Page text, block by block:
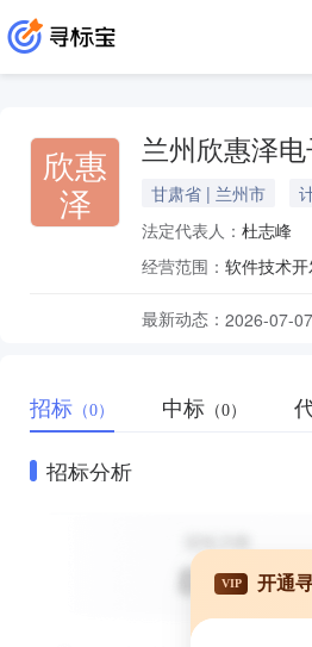
欣惠
泽
兰州欣惠泽
甘肃省 | 兰州市
法定代表人： 杜志峰
经营范围：
最新动态： 2026-07-
招标 （0） 中标 （0）
招标分析
VIP 开通